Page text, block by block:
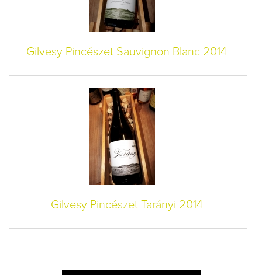
Gilvesy Pincészet Sauvignon Blanc 2014
Gilvesy Pincészet Tarányi 2014